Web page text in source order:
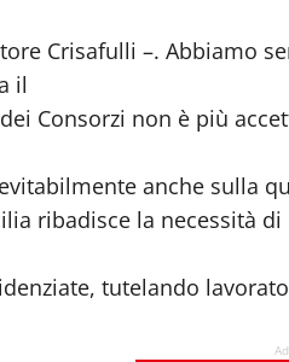
Crisafulli –. Abbiamo
il
Consorzi non è più
anche sulla
ribadisce la
tutelando